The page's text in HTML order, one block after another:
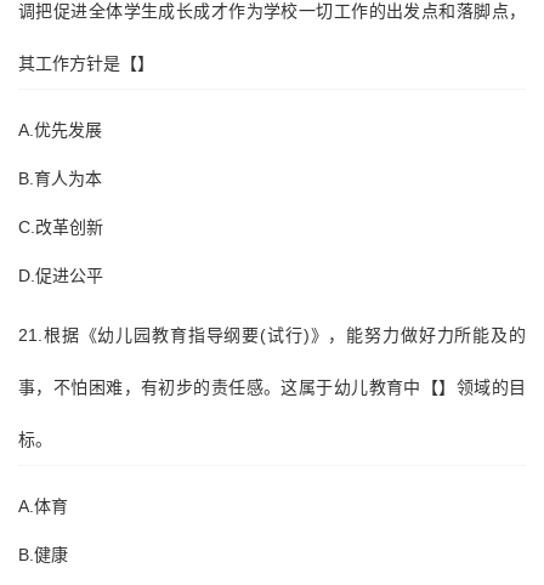
调把促进全体学生成长成才作为学校一切工作的出发点和落脚点，
其工作方针是【】
A.优先发展
B.育人为本
C.改革创新
D.促进公平
21.根据《幼儿园教育指导纲要(试行)》，能努力做好力所能及的
事，不怕困难，有初步的责任感。这属于幼儿教育中【】领域的目
标。
A.体育
B.健康